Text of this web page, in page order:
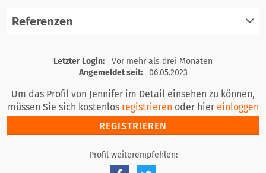
Referenzen
registrieren
einloggen
Letzter Login:
Vor mehr als drei Monaten
Angemeldet seit:
06.05.2023
Um das Profil von Jennifer im Detail einsehen zu können,
müssen Sie sich kostenlos registrieren oder hier einloggen
REGISTRIEREN
Profil weiterempfehlen: